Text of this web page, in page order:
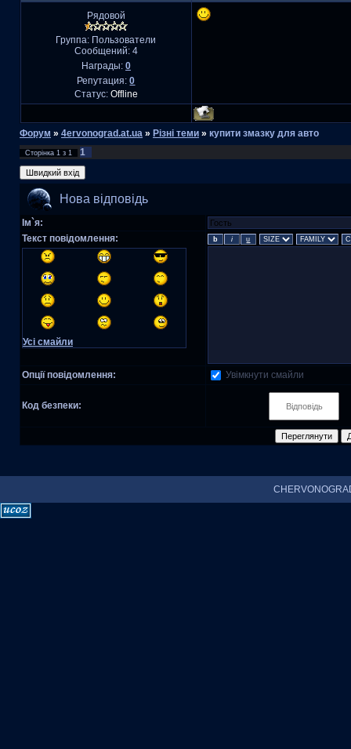
Рядовой
Группа: Пользователи
Сообщений: 4
Награды: 0
Репутация:0
Статус: Offline
Форум » 4ervonograd.at.ua » Різні теми » купити змазку для авто
Сторінка 1 з 1 1
Нова відповідь
Ім`я:
Текст повідомлення:
Усі смайли
Опції повідомлення: Увімкнути смайли
Код безпеки: